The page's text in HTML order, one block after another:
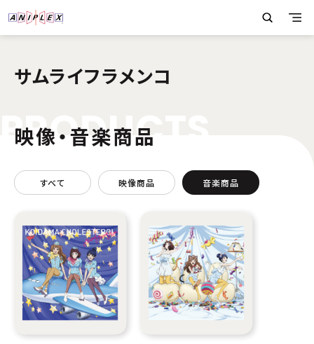
サムライフラメンコ
PRODUC
映像・音楽商品
すべて 映像商品 音楽商品